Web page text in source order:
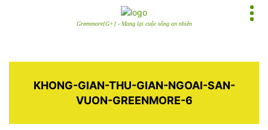
Greenmore[G+] - Mang lại cuộc sống an nhiên
KHONG-GIAN-THU-GIAN-NGOAI-SAN-
VUON-GREENMORE-6